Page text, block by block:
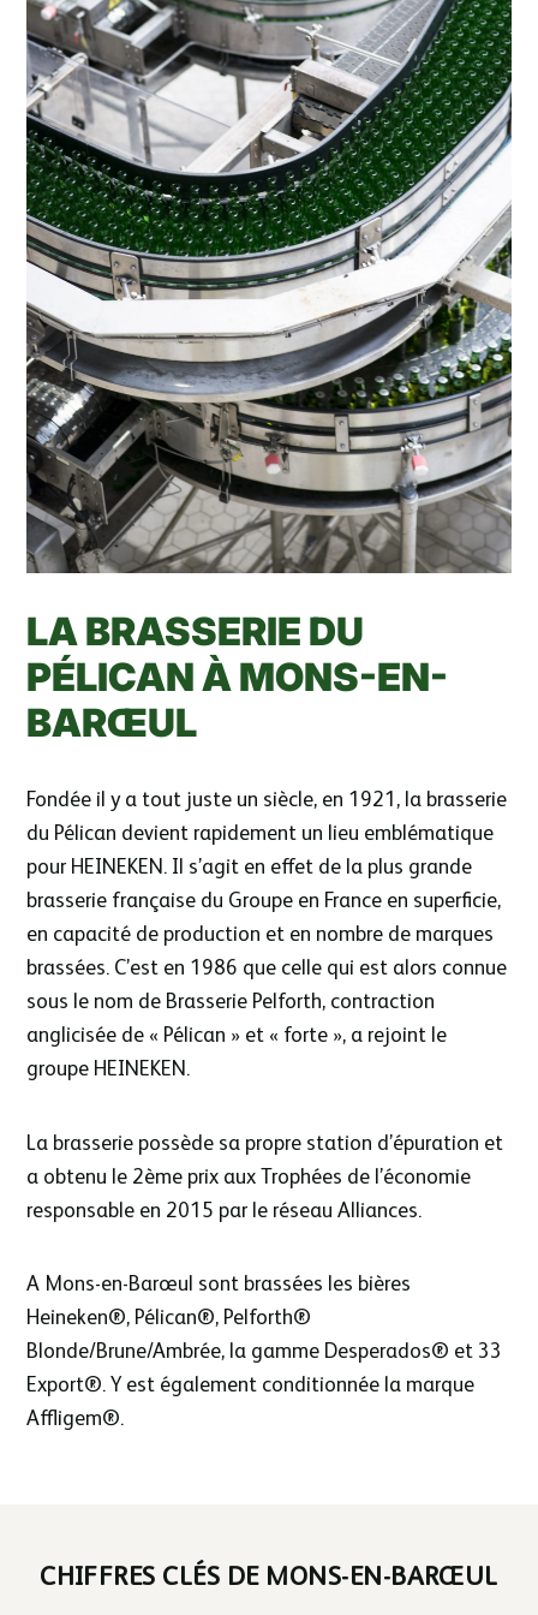
LA BRASSERIE DU
PÉLICAN À MONS-EN-
BARŒUL
Fondée il y a tout juste un siècle, en 1921, la brasserie
du Pélican devient rapidement un lieu emblématique
pour HEINEKEN. Il s’agit en effet de la plus grande
brasserie française du Groupe en France en superficie,
en capacité de production et en nombre de marques
brassées. C’est en 1986 que celle qui est alors connue
sous le nom de Brasserie Pelforth, contraction
anglicisée de « Pélican » et « forte », a rejoint le
groupe HEINEKEN.
La brasserie possède sa propre station d’épuration et
a obtenu le 2ème prix aux Trophées de l’économie
responsable en 2015 par le réseau Alliances.
A Mons-en-Barœul sont brassées les bières
Heineken®, Pélican®, Pelforth®
Blonde/Brune/Ambrée, la gamme Desperados® et 33
Export®. Y est également conditionnée la marque
Affligem®.
CHIFFRES CLÉS DE MONS-EN-BARŒUL